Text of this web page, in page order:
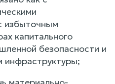
избыточным
капитального
безопасности и
инфраструктуры;